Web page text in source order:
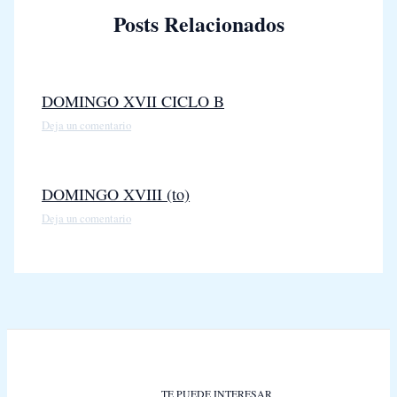
Posts Relacionados
DOMINGO XVII CICLO B
Deja un comentario
DOMINGO XVIII (to)
Deja un comentario
TE PUEDE INTERESAR